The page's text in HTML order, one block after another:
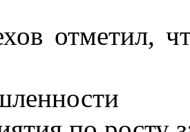
отметил,